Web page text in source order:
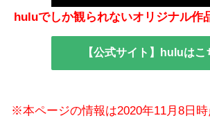
huluでしか観られないオリジナル作
【公式サイト】huluはこ
※本ページの情報は2020年11月8日時